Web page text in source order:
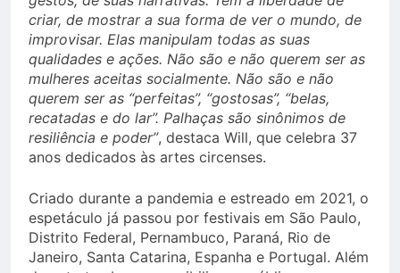
criar, de mostrar a sua forma de ver o mundo, de
improvisar. Elas manipulam todas as suas
qualidades e ações. Não são e não querem ser as
mulheres aceitas socialmente. Não são e não
querem ser as “perfeitas”, “gostosas”, “belas,
recatadas e do lar”. Palhaças são sinônimos de
resiliência e poder”, destaca Will, que celebra 37
anos dedicados às artes circenses.
Criado durante a pandemia e estreado em 2021, o
espetáculo já passou por festivais em São Paulo,
Distrito Federal, Pernambuco, Paraná, Rio de
Janeiro, Santa Catarina, Espanha e Portugal. Além